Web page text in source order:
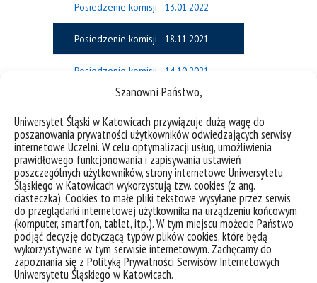
Szanowni Państwo,
Uniwersytet Śląski w Katowicach przywiązuje dużą wagę do
poszanowania prywatności użytkowników odwiedzających serwisy
internetowe Uczelni. W celu optymalizacji usług, umożliwienia
prawidłowego funkcjonowania i zapisywania ustawień
poszczególnych użytkowników, strony internetowe Uniwersytetu
Śląskiego w Katowicach wykorzystują tzw. cookies (z ang.
ciasteczka). Cookies to małe pliki tekstowe wysyłane przez serwis
do przeglądarki internetowej użytkownika na urządzeniu końcowym
(komputer, smartfon, tablet, itp.). W tym miejscu możecie Państwo
podjąć decyzję dotyczącą typów plików cookies, które będą
wykorzystywane w tym serwisie internetowym. Zachęcamy do
zapoznania się z Polityką Prywatności Serwisów Internetowych
Uniwersytetu Śląskiego w Katowicach.
Posiedzenie komisji - 13.01.2022
Posiedzenie komisji - 18.11.2021
Posiedzenie komisji - 14.10.2021
Posiedzenie komisji - 06.09.2021
Posiedzenie komisji - 21.06.2021
Posiedzenie komisji - 17.05.2021
Posiedzenie komisji - 18.01.2021
Posiedzenie komisji - 19.04.2021
Posiedzenie komisji - 23.11.2020